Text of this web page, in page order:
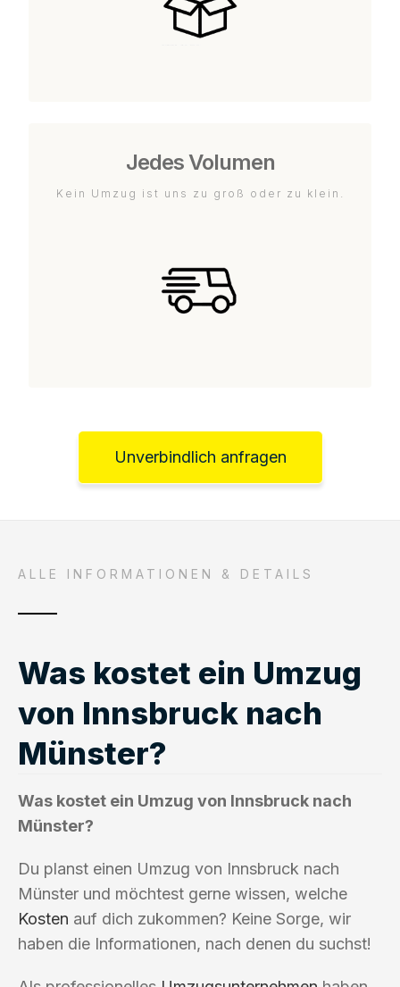
Jedes Volumen
Kein Umzug ist uns zu groß oder zu klein.
Unverbindlich anfragen
ALLE INFORMATIONEN & DETAILS
Was kostet ein Umzug
von Innsbruck nach
Münster?
Was kostet ein Umzug von Innsbruck nach
Münster?
Du planst einen Umzug von Innsbruck nach
Münster und möchtest gerne wissen, welche
Kosten auf dich zukommen? Keine Sorge, wir
haben die Informationen, nach denen du suchst!